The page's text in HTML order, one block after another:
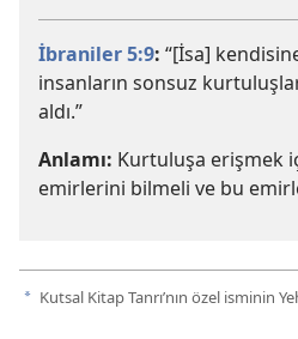
İbraniler 5:9: “[İsa]
insanların sonsuz
aldı.”
Anlamı: Kurtuluşa erişmek
emirlerini bilmeli ve bu
a Kutsal Kitap Tanrı’nın özel isminin